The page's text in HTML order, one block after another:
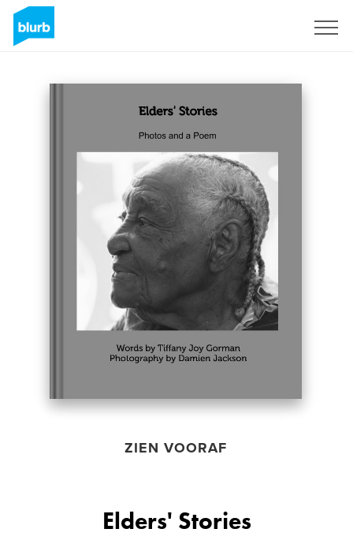
ZIEN VOORAF
Elders' Stories